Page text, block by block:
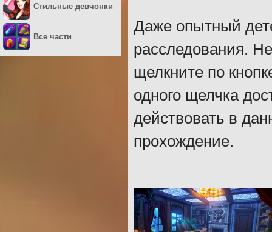
Даже опытный
расследования.
щелкните по
одного щелчка
действовать в
прохождение.
Стильные девчонки
Все части